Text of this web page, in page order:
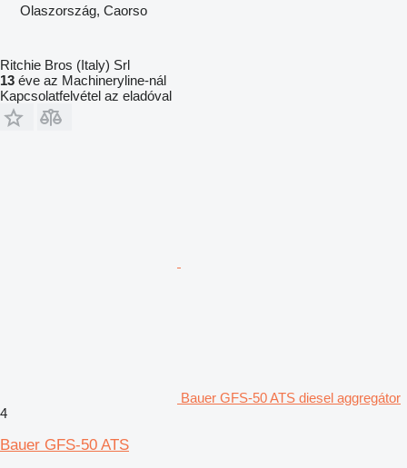
Olaszország, Caorso
Ritchie Bros (Italy) Srl
13 éve az Machineryline-nál
Kapcsolatfelvétel az eladóval
Bauer GFS-50 ATS diesel aggregátor
4
Bauer GFS-50 ATS